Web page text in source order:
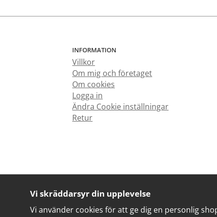
INFORMATION
Villkor
Om mig och företaget
Om cookies
Logga in
Ändra Cookie inställningar
Retur
Vi skräddarsyr din upplevelse
Vi använder cookies för att ge dig en personlig